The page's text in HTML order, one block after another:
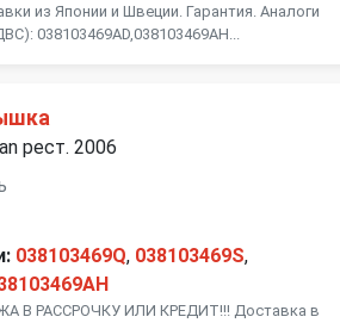
из Японии и Швеции. Гарантия. Аналоги
038103469AD,038103469AH...
рест. 2006
038103469Q, 038103469S,
В РАССРОЧКУ ИЛИ КРЕДИТ!!! Доставка в